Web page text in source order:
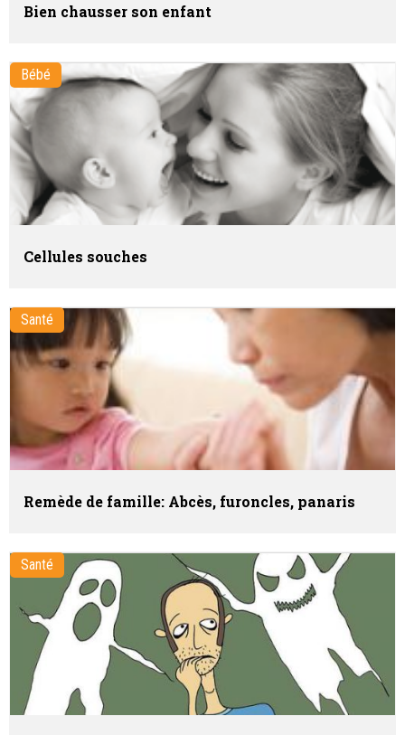
Bien chausser son enfant
Bébé
Cellules souches
Santé
Remède de famille: Abcès, furoncles, panaris
Santé